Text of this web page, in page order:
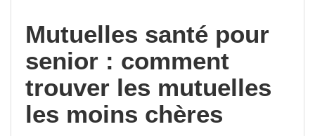
Mutuelles santé pour
senior : comment
trouver les mutuelles
les moins chères